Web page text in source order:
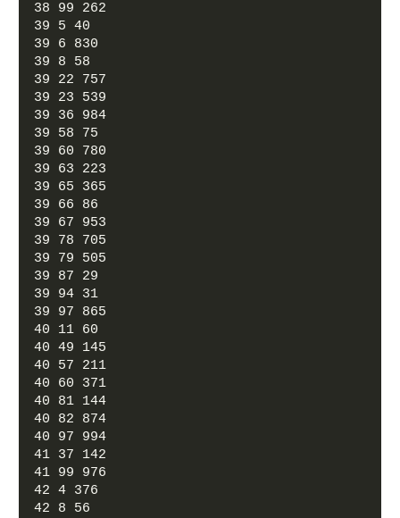
38 99 262
39 5 40
39 6 830
39 8 58
39 22 757
39 23 539
39 36 984
39 58 75
39 60 780
39 63 223
39 65 365
39 66 86
39 67 953
39 78 705
39 79 505
39 87 29
39 94 31
39 97 865
40 11 60
40 49 145
40 57 211
40 60 371
40 81 144
40 82 874
40 97 994
41 37 142
41 99 976
42 4 376
42 8 56